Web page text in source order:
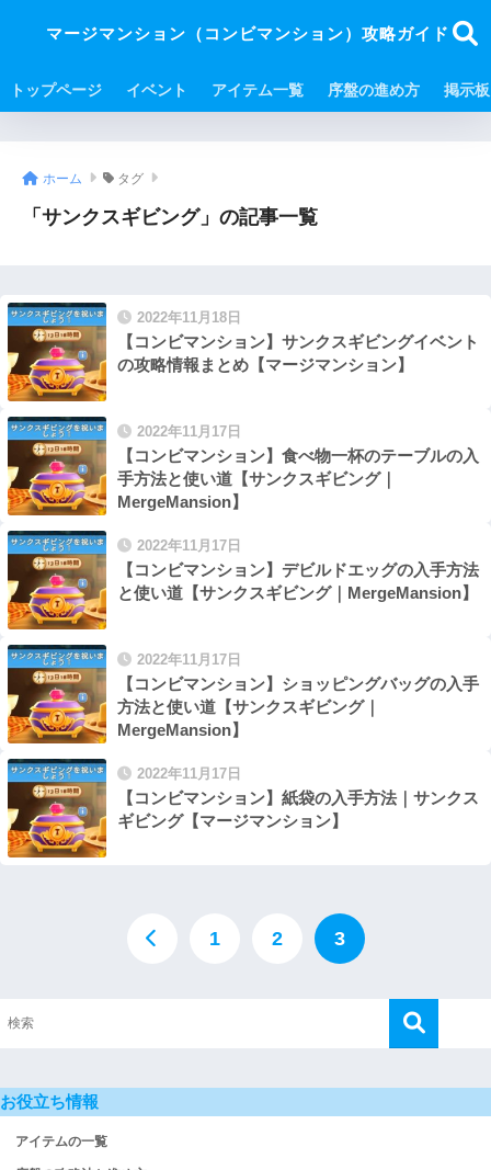
マージマンション（コンビマンション）攻略ガイド
トップページ イベント アイテム一覧 序盤の進め方 掲示板
ホーム タグ
「サンクスギビング」の記事一覧
2022年11月18日
【コンビマンション】サンクスギビングイベント
の攻略情報まとめ【マージマンション】
2022年11月17日
【コンビマンション】食べ物一杯のテーブルの入
手方法と使い道【サンクスギビング｜
MergeMansion】
2022年11月17日
【コンビマンション】デビルドエッグの入手方法
と使い道【サンクスギビング｜MergeMansion】
2022年11月17日
【コンビマンション】ショッピングバッグの入手
方法と使い道【サンクスギビング｜
MergeMansion】
2022年11月17日
【コンビマンション】紙袋の入手方法｜サンクス
ギビング【マージマンション】
1 2 3
お役立ち情報
アイテムの一覧